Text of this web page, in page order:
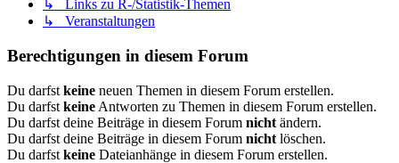
↳ Links zu R-/Statistik-Themen
↳ Veranstaltungen
Berechtigungen in diesem Forum
Du darfst keine neuen Themen in diesem Forum erstellen.
Du darfst keine Antworten zu Themen in diesem Forum erstellen.
Du darfst deine Beiträge in diesem Forum nicht ändern.
Du darfst deine Beiträge in diesem Forum nicht löschen.
Du darfst keine Dateianhänge in diesem Forum erstellen.